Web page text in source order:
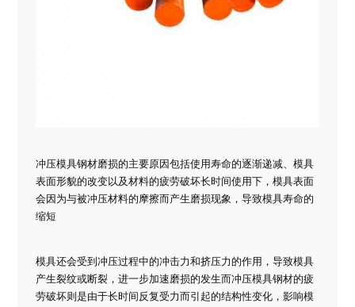
冲压模具钢材磨损的主要原因包括使用寿命的逐渐递减、模具
表面形貌的改变以及材料的疲劳破坏长时间使用下，模具表面
会因为与被冲压材料的摩擦而产生磨损现象，导致模具寿命的
缩短
模具还会受到冲压过程中的冲击力和挤压力的作用，导致模具
产生裂纹或断裂，进一步加速磨损的发生而冲压模具钢材的疲
劳破坏则是由于长时间反复受力而引起的结构性变化，影响模